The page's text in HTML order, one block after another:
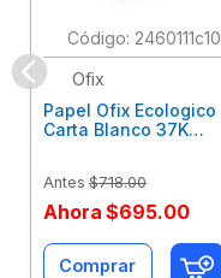
: 2460111c10
Ofix
Papel Ofix Ecologico
Carta Blanco 37K
Antes $718.00
Ahora $695.00
Comprar